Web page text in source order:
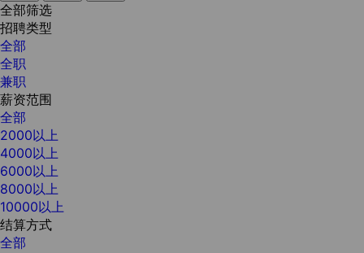
全部筛选
招聘类型
全部
全职
兼职
薪资范围
全部
2000以上
4000以上
6000以上
8000以上
10000以上
结算方式
全部